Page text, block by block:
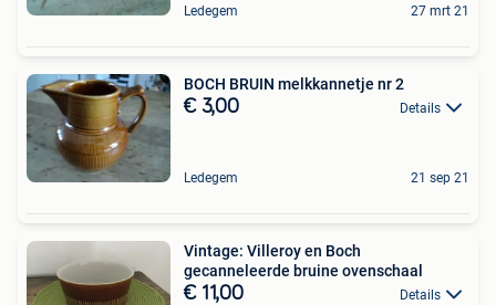
Ledegem 27 mrt 21
BOCH BRUIN melkkannetje nr 2
€ 3,00 Details
Ledegem 21 sep 21
Vintage: Villeroy en Boch
gecanneleerde bruine ovenschaal
€ 11,00 Details